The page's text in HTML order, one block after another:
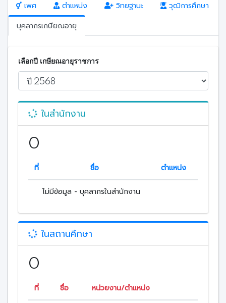
เพศ ตำแหน่ง วิทยฐานะ
วุฒิการศึกษา
บุคลากรเกษียณอายุ
เลือกปี เกษียณอายุราชการ
ในสำนักงาน
0
ที่ ชื่อ ตำแหน่ง
ไม่มีข้อมูล - บุคลากรในสำนักงาน
ในสถานศึกษา
0
ที่ ชื่อ หน่วยงาน/ตำแหน่ง